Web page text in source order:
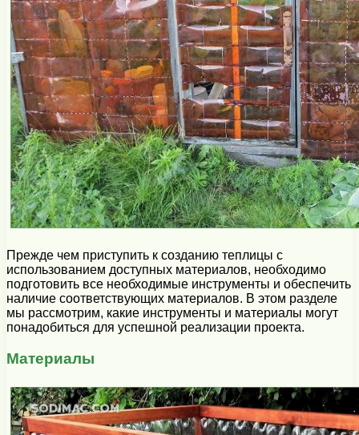
Прежде чем приступить к созданию теплицы с
использованием доступных материалов, необходимо
подготовить все необходимые инструменты и обеспечить
наличие соответствующих материалов. В этом разделе
мы рассмотрим, какие инструменты и материалы могут
понадобиться для успешной реализации проекта.
Материалы